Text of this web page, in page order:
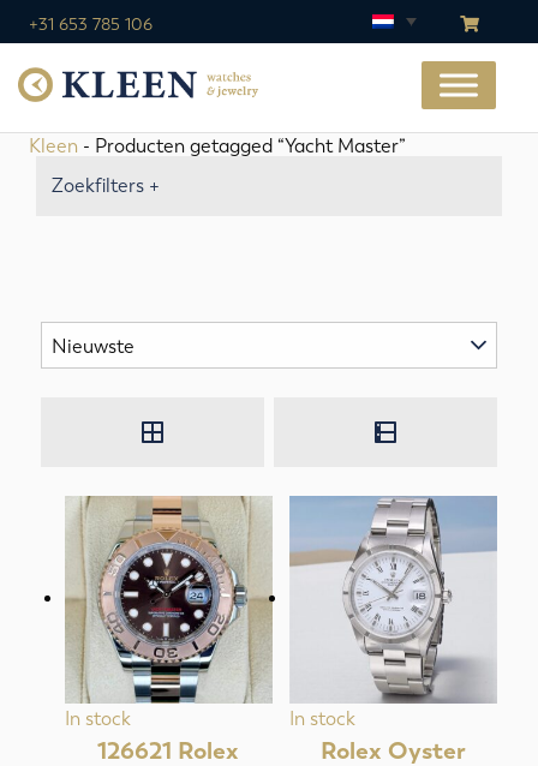
+31 653 785 106
Kleen - Producten getagged “Yacht Master”
Zoekfilters +
In stock
126621 Rolex
In stock
Rolex Oyster